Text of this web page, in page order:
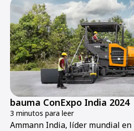
bauma ConExpo India 2024
3 minutos para leer
Ammann India, líder mundial